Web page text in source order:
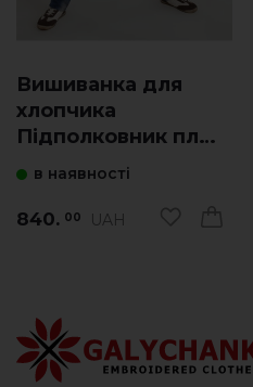
Вишиванка для
хлопчика
Підполковник плюс
(біла з синім)
в наявності
840. 00 UAH